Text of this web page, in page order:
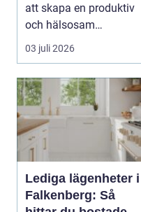
att skapa en produktiv
och hälsosam
arbetsmiljö. En...
03 juli 2026
Lediga lägenheter i
Falkenberg: Så